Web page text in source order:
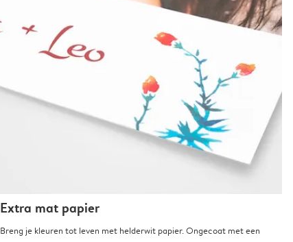
Extra mat papier
Breng je kleuren tot leven met helderwit papier. Ongecoat met een